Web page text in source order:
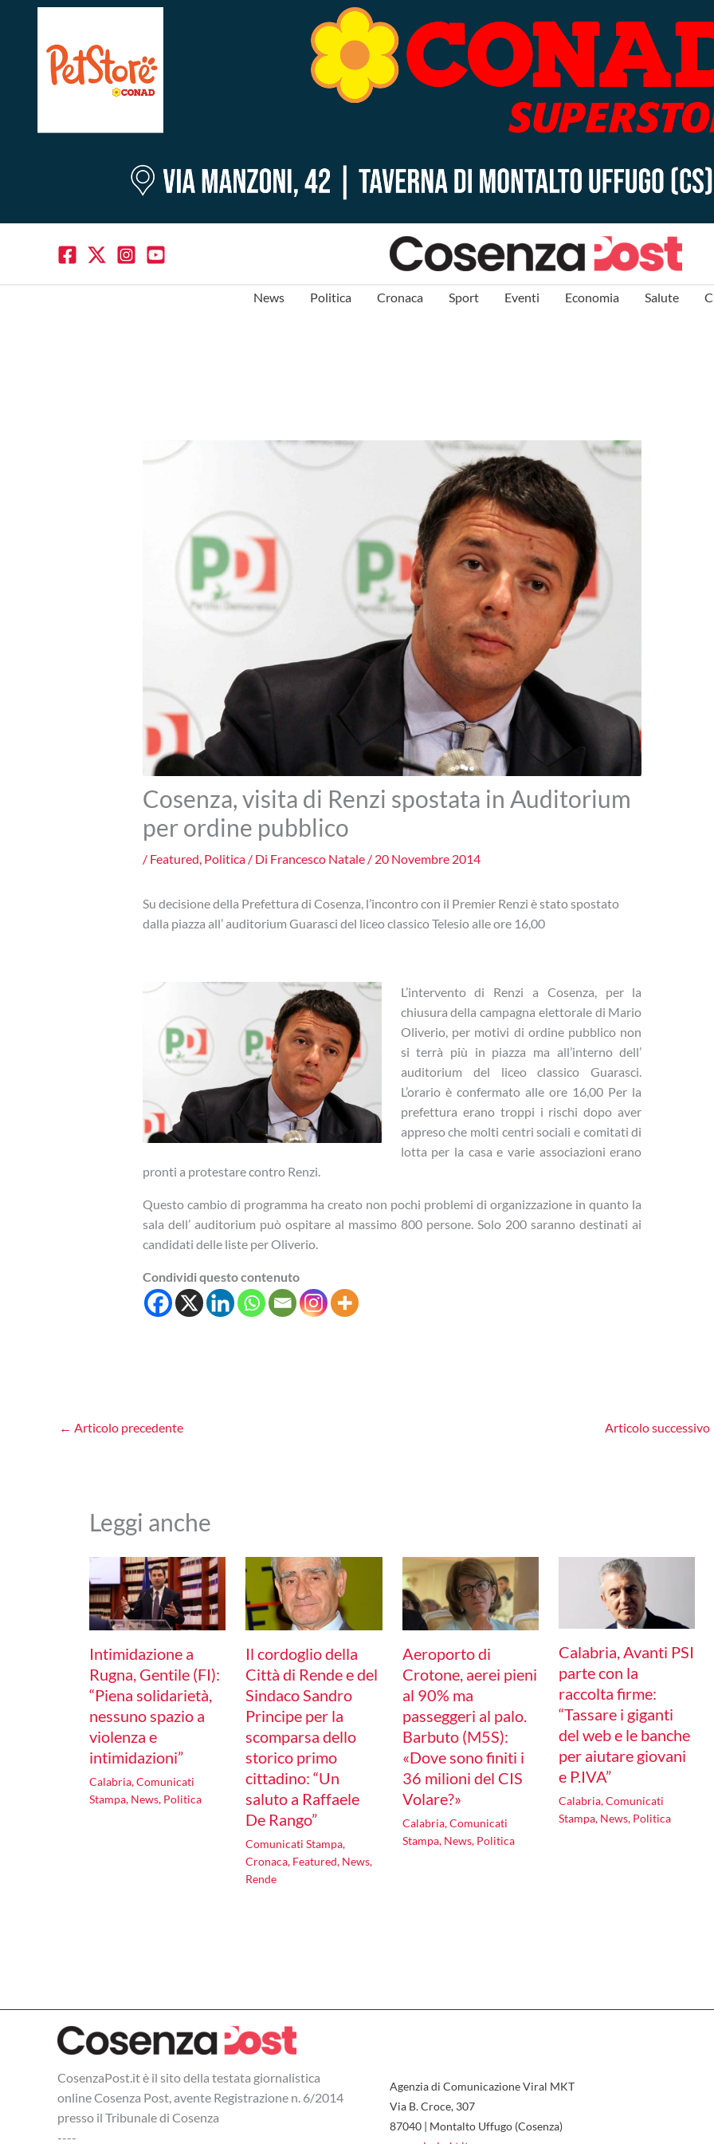
News Politica Cronaca Sport Eventi Economia Salute
Cosenza, visita di Renzi spostata in Auditorium
per ordine pubblico
/ Featured, Politica/ Di Francesco Natale / 20 Novembre 2014
Su decisione della Prefettura di Cosenza, l’incontro con il Premier Renzi è stato spostato
dalla piazza all’ auditorium Guarasci del liceo classico Telesio alle ore 16,00
L’intervento di Renzi a Cosenza, per la
chiusura della campagna elettorale di Mario
Oliverio, per motivi di ordine pubblico non
si terrà più in piazza ma all’interno dell’
auditorium del liceo classico Guarasci.
L’orario è confermato alle ore 16,00 Per la
prefettura erano troppi i rischi dopo aver
appreso che molti centri sociali e comitati di
lotta per la casa e varie associazioni erano
pronti a protestare contro Renzi.
Questo cambio di programma ha creato non pochi problemi di organizzazione in quanto la
sala dell’ auditorium può ospitare al massimo 800 persone. Solo 200 saranno destinati ai
candidati delle liste per Oliverio.
Condividi questo contenuto
← Articolo precedente Articolo successivo
Leggi anche
Intimidazione a
Rugna, Gentile (FI):
“Piena solidarietà,
nessuno spazio a
violenza e
intimidazioni”
Calabria,Comunicati
Stampa, News, Politica
Il cordoglio della
Città di Rende e del
Sindaco Sandro
Principe per la
scomparsa dello
storico primo
cittadino: “Un
saluto a Raffaele
De Rango”
Comunicati Stampa,
Cronaca, Featured, News,
Rende
Aeroporto di
Crotone, aerei pieni
al 90% ma
passeggeri al palo.
Barbuto (M5S):
«Dove sono finiti i
36 milioni del CIS
Volare?»
Calabria,Comunicati
Stampa, News, Politica
Calabria, Avanti PSI
parte con la
raccolta firme:
“Tassare i giganti
del web e le banche
per aiutare giovani
e P.IVA”
Calabria,Comunicati
Stampa, News, Politica
CosenzaPost.it è il sito della testata giornalistica
online Cosenza Post, avente Registrazione n. 6/2014
presso il Tribunale di Cosenza
----
Agenzia di Comunicazione Viral MKT
Via B. Croce, 307
87040 | Montalto Uffugo (Cosenza)